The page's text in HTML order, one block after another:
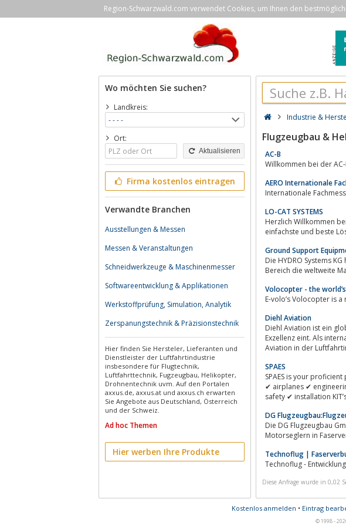
Region-Schwarzwald.com verwendet Cookies, um Ihnen den
Wo möchten Sie suchen?
Landkreis:
Ort:
Aktualisieren
Firma kostenlos eintragen
Verwandte Branchen
Ausstellungen & Messen
Messen & Veranstaltungen
Schneidwerkzeuge & Maschinenmesser
Softwareentwicklung & Applikationen
Werkstoffprüfung, Simulation, Analytik
Zerspanungstechnik & Präzisionstechnik
Hier finden Sie Hersteler, Lieferanten und
Dienstleister der Luftfahrtindustrie
insbesondere für Flugtechnik,
Luftfahrttechnik, Fugzeugbau, Helikopter,
Drohnentechnik uvm. Auf den Portalen
axxus.de, axxus.at und axxus.ch erwarten
Sie Angebote aus Deutschland, Österreich
und der Schweiz.
Ad hoc Themen
Hier werben Ihre Produkte
Industrie &
Flugzeugbau &
AC-B
Willkommen bei der
AERO Internationale
Internationale
LO-CAT SYSTEMS
Herzlich Willkommen bei LO-CAT
einfachste und beste
Ground Support
Die HYDRO Systems
Bereich die weltweite
Volocopter - the
E-volo’s Volocopter is
Diehl Aviation
Diehl Aviation ist ein global tätiges
Exzellenz eint. Als
Aviation in der
SPAES
SPAES is your
✔ airplanes ✔
safety ✔ installation
DG
Die DG Flugzeugbau
Motorseglern in
Technoflug |
Technoflug -
Diese Anfrage wurde in 0,02
Kostenlos anmelden • Eintrag
© 1998 -